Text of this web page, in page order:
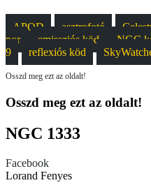
APOD asztrofotó
por
emissziós köd NGC
9
reflexiós köd
Osszd meg ezt az oldalt!
Osszd meg ezt az oldalt!
NGC 1333
Facebook
Lorand Fenyes